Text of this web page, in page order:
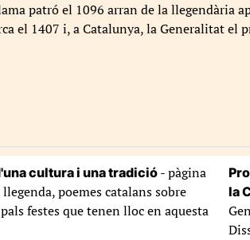
patró el 1096 arran de la llegendària
el 1407 i, a Catalunya, la Generalitat el
cultura i una tradició - pàgina
poemes catalans sobre
festes que tenen lloc en aquesta
la